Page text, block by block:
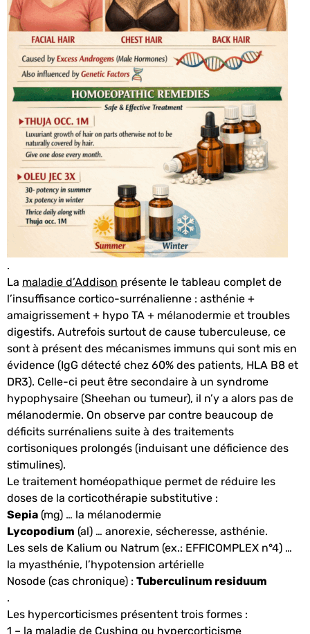
.
La maladie d’Addison présente le tableau complet de
l’insuffisance cortico-surrénalienne : asthénie +
amaigrissement + hypo TA + mélanodermie et troubles
digestifs. Autrefois surtout de cause tuberculeuse, ce
sont à présent des mécanismes immuns qui sont mis en
évidence (IgG détecté chez 60% des patients, HLA B8 et
DR3). Celle-ci peut être secondaire à un syndrome
hypophysaire (Sheehan ou tumeur), il n’y a alors pas de
mélanodermie. On observe par contre beaucoup de
déficits surrénaliens suite à des traitements
cortisoniques prolongés (induisant une déficience des
stimulines).
Le traitement homéopathique permet de réduire les
doses de la corticothérapie substitutive :
Sepia (mg) … la mélanodermie
Lycopodium (al) … anorexie, sécheresse, asthénie.
Les sels de Kalium ou Natrum (ex.: EFFICOMPLEX n°4) …
la myasthénie, l’hypotension artérielle
Nosode (cas chronique) : Tuberculinum residuum
.
Les hypercorticismes présentent trois formes :
1 – la maladie de Cushing ou hypercorticisme